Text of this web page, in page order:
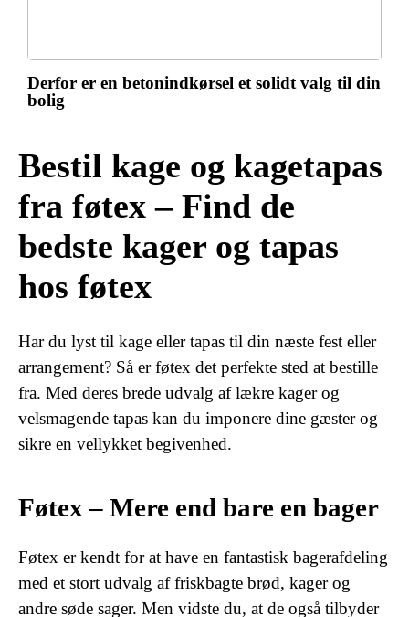
Derfor er en betonindkørsel et solidt valg til din
bolig
Bestil kage og kagetapas
fra føtex – Find de
bedste kager og tapas
hos føtex
Har du lyst til kage eller tapas til din næste fest eller
arrangement? Så er føtex det perfekte sted at bestille
fra. Med deres brede udvalg af lækre kager og
velsmagende tapas kan du imponere dine gæster og
sikre en vellykket begivenhed.
Føtex – Mere end bare en bager
Føtex er kendt for at have en fantastisk bagerafdeling
med et stort udvalg af friskbagte brød, kager og
andre søde sager. Men vidste du, at de også tilbyder